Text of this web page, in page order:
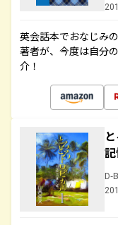
英会話本でおなじみ
著者が、今度は自分
介！
D-